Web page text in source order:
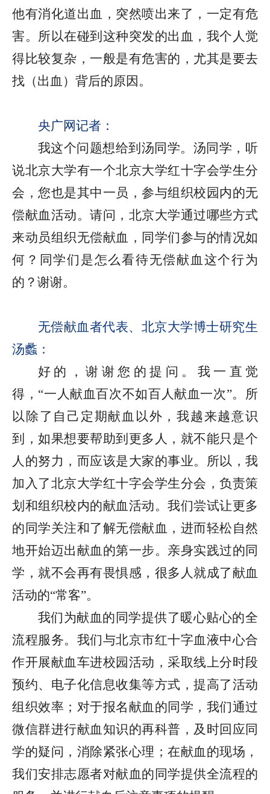
他有消化道出血，突然喷出来了，一定有危
害。所以在碰到这种突发的出血，我个人觉
得比较复杂，一般是有危害的，尤其是要去
找（出血）背后的原因。
央广网记者：
我这个问题想给到汤同学。汤同学，听
说北京大学有一个北京大学红十字会学生分
会，您也是其中一员，参与组织校园内的无
偿献血活动。请问，北京大学通过哪些方式
来动员组织无偿献血，同学们参与的情况如
何？同学们是怎么看待无偿献血这个行为
的？谢谢。
无偿献血者代表、北京大学博士研究生
汤蠡：
好的，谢谢您的提问。我一直觉
得，“一人献血百次不如百人献血一次”。所
以除了自己定期献血以外，我越来越意识
到，如果想要帮助到更多人，就不能只是个
人的努力，而应该是大家的事业。所以，我
加入了北京大学红十字会学生分会，负责策
划和组织校内的献血活动。我们尝试让更多
的同学关注和了解无偿献血，进而轻松自然
地开始迈出献血的第一步。亲身实践过的同
学，就不会再有畏惧感，很多人就成了献血
活动的“常客”。
我们为献血的同学提供了暖心贴心的全
流程服务。我们与北京市红十字血液中心合
作开展献血车进校园活动，采取线上分时段
预约、电子化信息收集等方式，提高了活动
组织效率；对于报名献血的同学，我们通过
微信群进行献血知识的再科普，及时回应同
学的疑问，消除紧张心理；在献血的现场，
我们安排志愿者对献血的同学提供全流程的